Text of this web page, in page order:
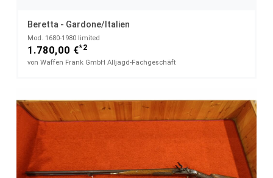
Beretta - Gardone/Italien
Mod. 1680-1980 limited
1.780,00 €*2
von Waffen Frank GmbH Alljagd-Fachgeschäft